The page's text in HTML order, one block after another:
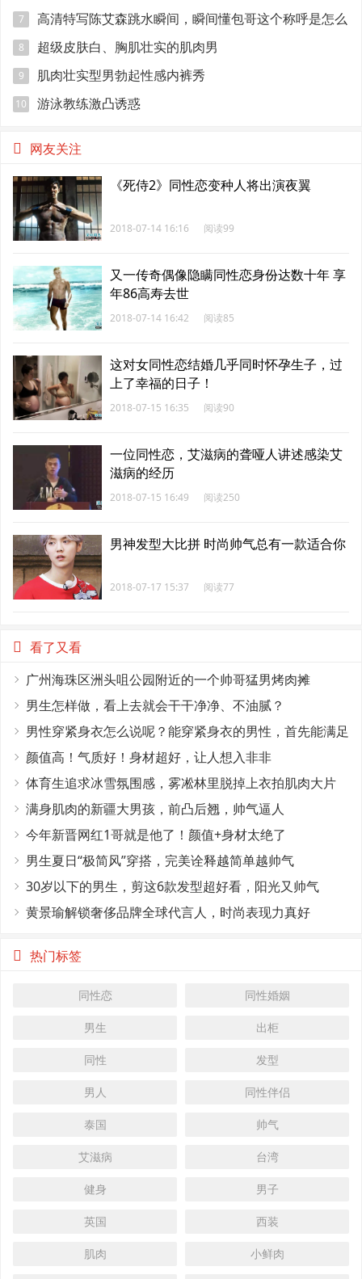
吗
7
高清特写陈艾森跳水瞬间，瞬间懂包哥这个称呼是怎么
来的
8 超级皮肤白、胸肌壮实的肌肉男
9 肌肉壮实型男勃起性感内裤秀
10 游泳教练激凸诱惑
网友关注
《死侍2》同性恋变种人将出演夜翼
2018-07-14 16:16 阅读99
又一传奇偶像隐瞒同性恋身份达数十年 享
年86高寿去世
2018-07-14 16:42 阅读85
这对女同性恋结婚几乎同时怀孕生子，过
上了幸福的日子！
2018-07-15 16:35 阅读90
一位同性恋，艾滋病的聋哑人讲述感染艾
滋病的经历
2018-07-15 16:49 阅读250
男神发型大比拼 时尚帅气总有一款适合你
2018-07-17 15:37 阅读77
看了又看
广州海珠区洲头咀公园附近的一个帅哥猛男烤肉摊
男生怎样做，看上去就会干干净净、不油腻？
男性穿紧身衣怎么说呢？能穿紧身衣的男性，首先能满足
这4个条件
颜值高！气质好！身材超好，让人想入非非
体育生追求冰雪氛围感，雾凇林里脱掉上衣拍肌肉大片
满身肌肉的新疆大男孩，前凸后翘，帅气逼人
今年新晋网红1哥就是他了！颜值+身材太绝了
男生夏日“极简风”穿搭，完美诠释越简单越帅气
30岁以下的男生，剪这6款发型超好看，阳光又帅气
黄景瑜解锁奢侈品牌全球代言人，时尚表现力真好
热门标签
同性恋 同性婚姻
男生 出柜
同性 发型
男人 同性伴侣
泰国 帅气
艾滋病 台湾
健身 男子
英国 西装
肌肉 小鲜肉